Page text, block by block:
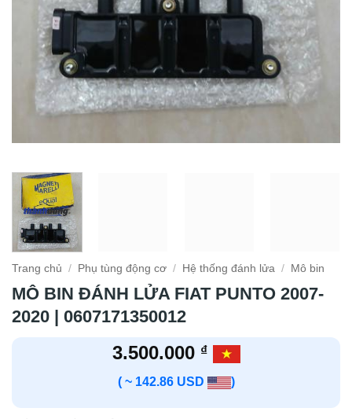
Trang chủ / Phụ tùng động cơ / Hệ thống đánh lửa / Mô bin
MÔ BIN ĐÁNH LỬA FIAT PUNTO 2007-
2020 | 0607171350012
3.500.000 ₫
( ~ 142.86 USD )